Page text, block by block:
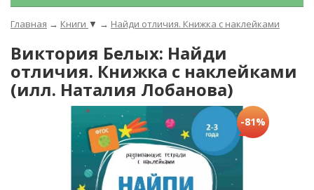
Главная → Книги ▼ → Найди отличия. Книжка с наклейками
Виктория Белых: Найди
отличия. Книжка с наклейками
(илл. Наталия Лобанова)
-81%